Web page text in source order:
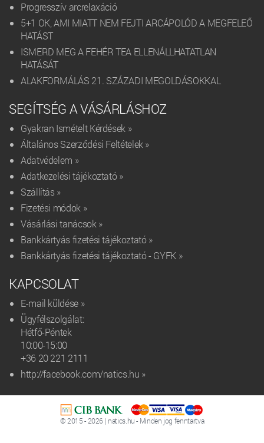
Progresszív arcrelaxáció
5+1 OK, AMI MIATT NEM FEJTI ARCÁPOLÓD A MEGFELEŐ
HATÁST
ISMERD MEG A FEHÉR TEA ELLENÁLLHATATLAN
HATÁSÁT
ALAKFORMÁLÁS 21. SZÁZADI MEGOLDÁSOKKAL
SEGÍTSÉG A VÁSÁRLÁSHOZ
Gyakran Ismételt Kérdések »
Általános Szerződési Feltételek »
Adatvédelem »
Adatkezelési tájékoztató »
Szállítás »
Fizetési módok »
Vásárlási tanácsok »
Bankkártyás fizetési tájékoztató »
Bankkártyás fizetési tájékoztató - GYFK »
KAPCSOLAT
E-mail küldése »
Ügyfélszolgálat:
Hétfő-Péntek
10:00-15:00
+36 20 221 2111‬
http://facebook.com/natics.hu »
© 2015 - 2026 | natics.hu - Minden jog fenntartva